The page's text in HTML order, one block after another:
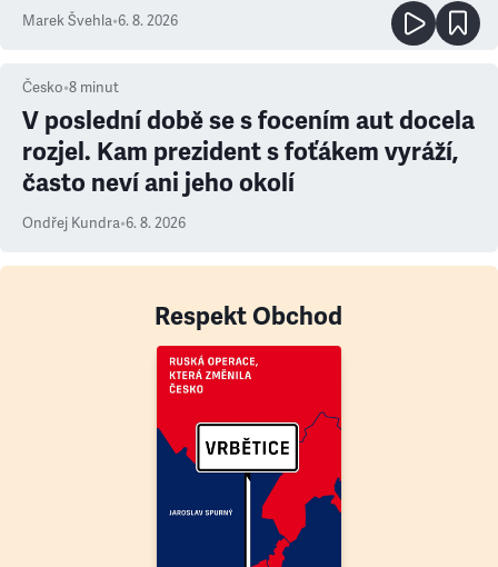
Marek Švehla•6. 8. 2026
Česko•8 minut
V poslední době se s focením aut docela
rozjel. Kam prezident s foťákem vyráží,
často neví ani jeho okolí
Ondřej Kundra•6. 8. 2026
Respekt Obchod